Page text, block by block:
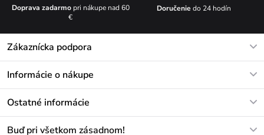
Doprava zadarmopri nákupe nad 60
€
Doručenie do 24 hodín
Zákaznícka podpora
info@vuch.sk
Informácie o nákupe
Materiály a údržba
Ostatné informácie
Buď pri všetkom zásadnom!